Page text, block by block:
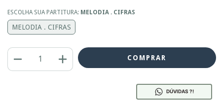
ESCOLHA SUA PARTITURA: MELODIA . CIFRAS
MELODIA . CIFRAS
DÚVIDAS ?!